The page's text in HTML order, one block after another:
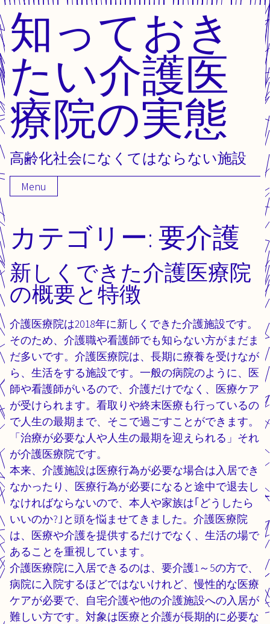
Skip
to
content
知っておき
たい介護医
療院の実態
高齢化社会になくてはならない施設
Menu
カテゴリー: 要介護
新しくできた介護医療院
の概要と特徴
介護医療院は2018年に新しくできた介護施設です。
そのため、介護職や看護師でも知らない方がまだま
だ多いです。介護医療院は、長期に療養を受けなが
ら、生活をする施設です。一般の病院のように、医
師や看護師がいるので、介護だけでなく、医療ケア
が受けられます。看取りや終末医療も行っているの
で人生の最期まで、そこで過ごすことができます。
「治療が必要な人や人生の最期を迎えられる」それ
が介護医療院です。
本来、介護施設は医療行為が必要な場合は入居でき
なかったり、医療行為が必要になると途中で退去し
なければならないので、本人や家族は｢どうしたら
いいのか?｣と頭を悩ませてきました。介護医療院
は、医療や介護を提供するだけでなく、生活の場で
あることを重視しています。
介護医療院に入居できるのは、要介護1～5の方で、
病院に入院するほどではないけれど、慢性的な医療
ケアが必要で、自宅介護や他の介護施設への入居が
難しい方です。対象は医療と介護が長期的に必要な